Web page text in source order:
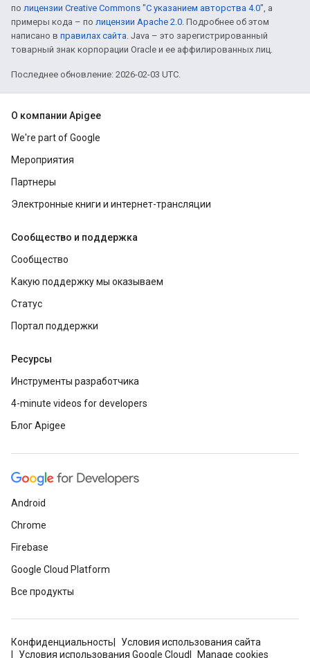
по лицензии Creative Commons "С указанием авторства 4.0", а
примеры кода – по лицензии Apache 2.0. Подробнее об этом
написано в правилах сайта. Java – это зарегистрированный
товарный знак корпорации Oracle и ее аффилированных лиц.
Последнее обновление: 2026-02-03 UTC.
О компании Apigee
We're part of Google
Мероприятия
Партнеры
Электронные книги и интернет-трансляции
Сообщество и поддержка
Сообщество
Какую поддержку мы оказываем
Статус
Портал поддержки
Ресурсы
Инструменты разработчика
4-minute videos for developers
Блог Apigee
Android
Chrome
Firebase
Google Cloud Platform
Все продукты
Конфиденциальность
Условия использования сайта
Условия использования Google Cloud
Manage cookies